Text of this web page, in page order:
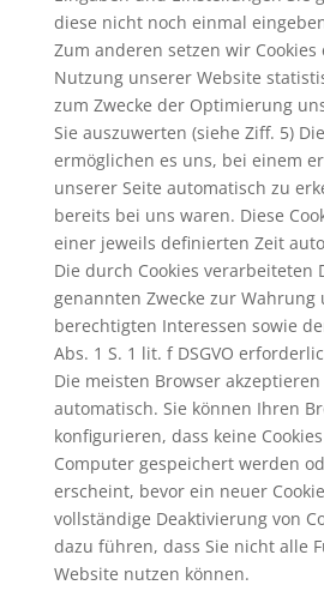
diese nicht noch einmal
Zum anderen setzen wir Cookies
Nutzung unserer Website
zum Zwecke der Optimierung
Sie auszuwerten (siehe Ziff. 5)
ermöglichen es uns, bei einem
unserer Seite automatisch zu
bereits bei uns waren. Diese
einer jeweils definierten Zeit
Die durch Cookies verarbeiteten
genannten Zwecke zur Wahrung
berechtigten Interessen sowie
Abs. 1 S. 1 lit. f DSGVO
Die meisten Browser akzeptieren
automatisch. Sie können Ihren
konfigurieren, dass keine
Computer gespeichert werden
erscheint, bevor ein neuer
vollständige Deaktivierung von
dazu führen, dass Sie nicht alle
Website nutzen können.